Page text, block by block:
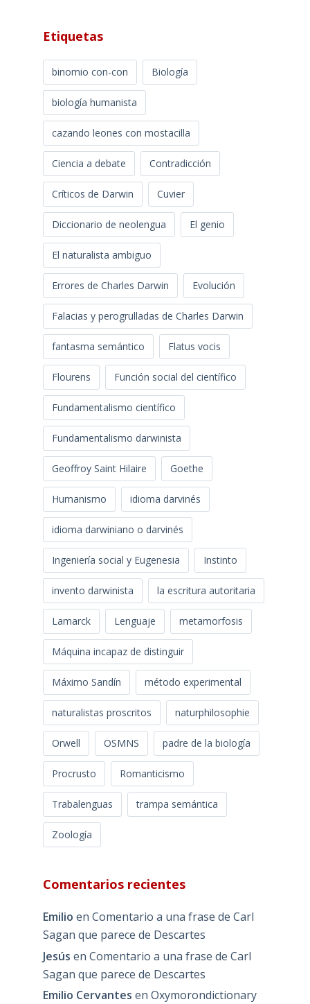
Etiquetas
binomio con-con Biología
biología humanista
cazando leones con mostacilla
Ciencia a debate Contradicción
Críticos de Darwin Cuvier
Diccionario de neolengua El genio
El naturalista ambiguo
Errores de Charles Darwin Evolución
Falacias y perogrulladas de Charles Darwin
fantasma semántico Flatus vocis
Flourens Función social del científico
Fundamentalismo científico
Fundamentalismo darwinista
Geoffroy Saint Hilaire Goethe
Humanismo idioma darvinés
idioma darwiniano o darvinés
Ingeniería social y Eugenesia Instinto
invento darwinista la escritura autoritaria
Lamarck Lenguaje metamorfosis
Máquina incapaz de distinguir
Máximo Sandín método experimental
naturalistas proscritos naturphilosophie
Orwell OSMNS padre de la biología
Procrusto Romanticismo
Trabalenguas trampa semántica
Zoología
Comentarios recientes
Emilio en Comentario a una frase de Carl
Sagan que parece de Descartes
Jesús en Comentario a una frase de Carl
Sagan que parece de Descartes
Emilio Cervantes en Oxymorondictionary